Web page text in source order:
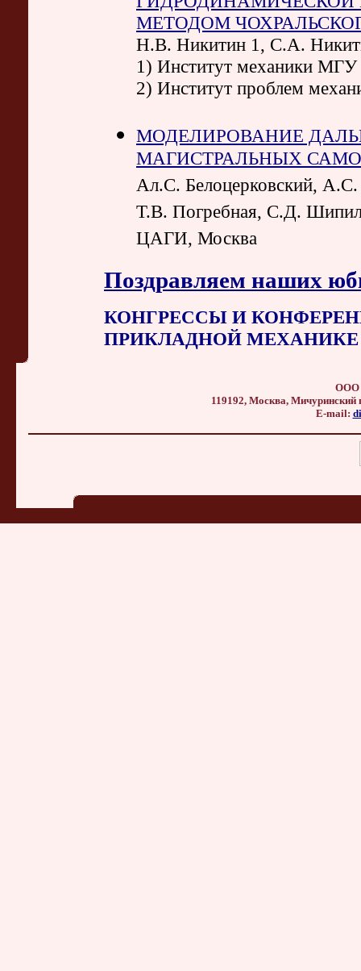
МЕТОДОМ
Н.В. Никитин 1, С.А.
1) Институт механики
2) Институт проблем
МОДЕЛИРОВАНИЕ
МАГИСТРАЛЬНЫХ
Ал.С. Белоцерковский, А.С.
Т.В. Погребная, С.Д.
ЦАГИ, Москва
Поздравляем наших
КОНГРЕССЫ И
ПРИКЛАДНОЙ МЕХАНИКЕ
ООО
119192, Москва, Мичуринский
E-mail: